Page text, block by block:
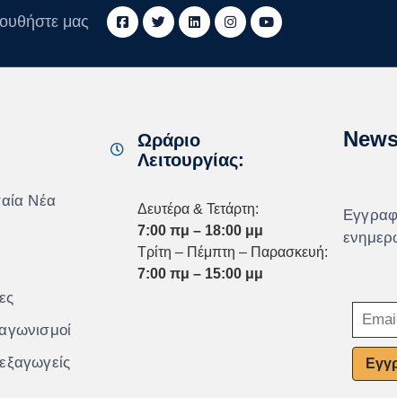
μας
Νέα
Ωράριο
Λειτουργίας:
Δευτέρα & Τετάρτη:
7:00 πμ – 18:00 μμ
Τρίτη – Πέμπτη – Παρασκευή:
7:00 πμ – 15:00 μμ